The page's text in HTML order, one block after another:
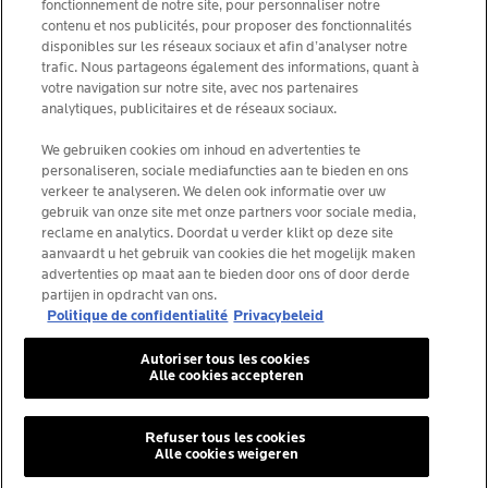
CHOISIS TON PAYS
La Roche-Posay Laboratoire Dermatologique CAI
86270 La Roche-Posay France
*IQVIA NPA, dermo-cosmétiques, canal pharmacie
Belgique, volume de produits prescrits par les
dermatologues. YTD 08/2025, Belgique
© La Roche-Posay
© Centre thermal de La Roche-Posay
© Thinkstock
fonctionnement de notre site, pour personnaliser notre
contenu et nos publicités, pour proposer des fonctionnalités
disponibles sur les réseaux sociaux et afin d’analyser notre
trafic. Nous partageons également des informations, quant à
votre navigation sur notre site, avec nos partenaires
analytiques, publicitaires et de réseaux sociaux.
We gebruiken cookies om inhoud en advertenties te
personaliseren, sociale mediafuncties aan te bieden en ons
verkeer te analyseren. We delen ook informatie over uw
gebruik van onze site met onze partners voor sociale media,
reclame en analytics. Doordat u verder klikt op deze site
aanvaardt u het gebruik van cookies die het mogelijk maken
advertenties op maat aan te bieden door ons of door derde
partijen in opdracht van ons.
Politique de confidentialité Privacybeleid
Refuser tous les cookies
Alle cookies weigeren
Autoriser tous les cookies
Alle cookies accepteren